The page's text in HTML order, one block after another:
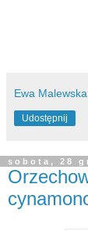
Ewa Malewska
Udostępnij
sobota, 28